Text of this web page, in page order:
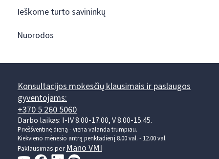
Ieškome turto savininkų
Nuorodos
Konsultacijos mokesčių klausimais ir paslaugos
gyventojams:
+370 5 260 5060
Darbo laikas: I-IV 8.00-17.00, V 8.00-15.45.
Prieššventinę dieną - viena valanda trumpiau.
Kiekvieno mėnesio antrą penktadienį 8.00 val. - 12.00 val.
Paklausimas perMano VMI